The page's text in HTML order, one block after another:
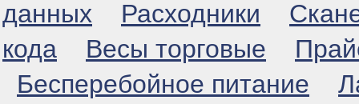
данных
Расходники
кода
Весы торговые
Бесперебойное питание